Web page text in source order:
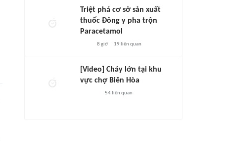
Triệt phá cơ sở sản xuất
thuốc Đông y pha trộn
Paracetamol
8 giờ 19 liên quan
[Video] Cháy lớn tại khu
vực chợ Biên Hòa
54liên quan